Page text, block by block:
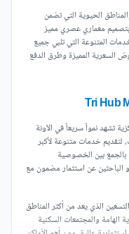
الحيوية التي تضمن
بتصميم معماري عصري مميز
المتنوعة التي تلبي جميع
السعرية المميزة وطرق الدفع
تشهد نمواً سريعاً في الآونة
لتقديم خدمات متنوعة لأكبر
بين الخصوصية
الباحثين عن استثمار مضمون مع
الذي يعد من أكثر المناطق
الهامة والمجتمعات السكنية